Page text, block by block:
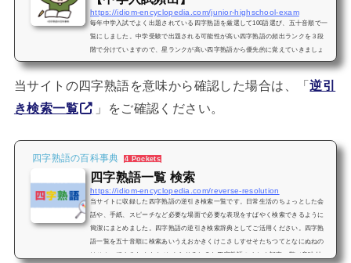
https://idiom-encyclopedia.com/junior-highschool-exam
毎年中学入試でよく出題されている四字熟語を厳選して100語選び、五十音順で一
覧にしました。中学受験で出題される可能性が高い四字熟語の頻出ランクを３段
階で分けていますので、星ランクが高い四字熟語から優先的に覚えていきましょ
う。⭐️⭐️⭐️ 三つ星（入試超頻出）⭐️⭐️ 二つ星（よく出る）⭐️ 一つ星（出やす
しい漢字を書けるようになるまで練習してみ...
当サイトの四字熟語を意味から確認した場合は、「逆引
き検索一覧
」をご確認ください。
四字熟語の百科事典 4 Pockets
四字熟語一覧 検索
https://idiom-encyclopedia.com/reverse-resolution
当サイトに収録した四字熟語の逆引き検索一覧です。日常生活のちょっとした会
話や、手紙、スピーチなど必要な場面で必要な表現をすばやく検索できるように
簡潔にまとめました。四字熟語の逆引き検索辞典としてご活用ください。四字熟
語一覧を五十音順に検索あいうえおかきくけこさしすせそたちつてとなにぬねの
はひふへほまみむめもや ゆ よらりるれろわ四字熟語のまとめ記事一覧（意味付